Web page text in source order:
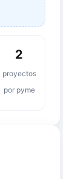
2
proyectos
por pyme